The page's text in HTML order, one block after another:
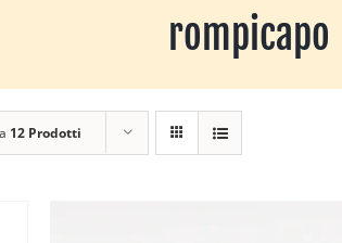
rompicapo
12 Prodotti